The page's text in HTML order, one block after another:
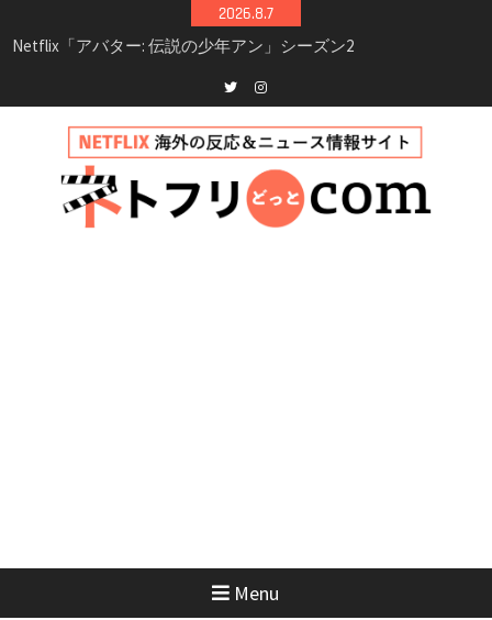
to
2026.8.7
シーズン3最新情報
Netflix映画「ボイスメールで恋をして」キャス
イッチ主演ロマコメ
新決定！2027年撮影開始へ
兄弟大騒動のコメディ映画「リトル・ブラザ
ー」がNetflixで配信！─キャスト・あらすじ・
見どころまとめ
Twitterinstagram
Menu